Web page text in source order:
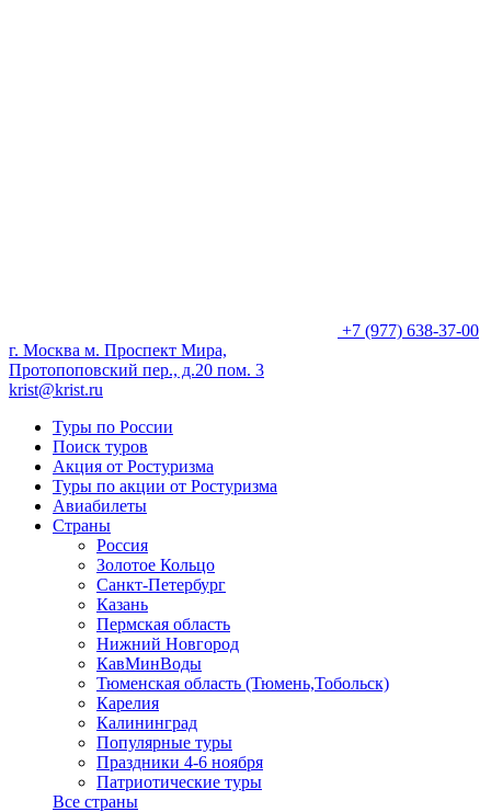
+7 (977) 638-37-00
г. Москва м. Проспект Мира,
Протопоповский пер., д.20 пом. 3
krist@krist.ru
Туры по России
Поиск туров
Акция от Ростуризма
Туры по акции от Ростуризма
Авиабилеты
Страны
Россия
Золотое Кольцо
Санкт-Петербург
Казань
Пермская область
Нижний Новгород
КавМинВоды
Тюменская область (Тюмень,Тобольск)
Карелия
Калининград
Популярные туры
Праздники 4-6 ноября
Патриотические туры
Все страны